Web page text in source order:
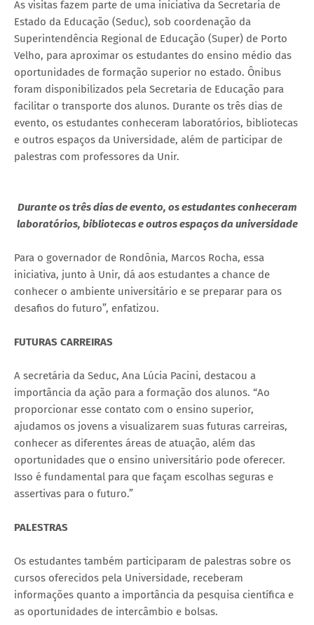
As visitas fazem parte de uma iniciativa da Secretaria de
Estado da Educação (Seduc), sob coordenação da
Superintendência Regional de Educação (Super) de Porto
Velho, para aproximar os estudantes do ensino médio das
oportunidades de formação superior no estado. Ônibus
foram disponibilizados pela Secretaria de Educação para
facilitar o transporte dos alunos. Durante os três dias de
evento, os estudantes conheceram laboratórios, bibliotecas
e outros espaços da Universidade, além de participar de
palestras com professores da Unir.
Durante os três dias de evento, os estudantes conheceram
laboratórios, bibliotecas e outros espaços da universidade
Para o governador de Rondônia, Marcos Rocha, essa
iniciativa, junto à Unir, dá aos estudantes a chance de
conhecer o ambiente universitário e se preparar para os
desafios do futuro”, enfatizou.
FUTURAS CARREIRAS
A secretária da Seduc, Ana Lúcia Pacini, destacou a
importância da ação para a formação dos alunos. “Ao
proporcionar esse contato com o ensino superior,
ajudamos os jovens a visualizarem suas futuras carreiras,
conhecer as diferentes áreas de atuação, além das
oportunidades que o ensino universitário pode oferecer.
Isso é fundamental para que façam escolhas seguras e
assertivas para o futuro.”
PALESTRAS
Os estudantes também participaram de palestras sobre os
cursos oferecidos pela Universidade, receberam
informações quanto a importância da pesquisa científica e
as oportunidades de intercâmbio e bolsas.